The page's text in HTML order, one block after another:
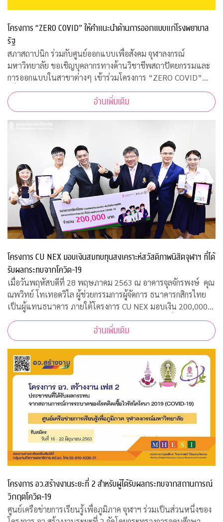
โครงการ “ZERO COVID” ให้คำแนะนำด้านการออกแบบแก่โรงพยาบาล
รัฐ
สภาสถาปนิก ร่วมกับศูนย์ออกแบบเพื่อสังคม จุฬาลงกรณ์
มหาวิทยาลัย ขอเชิญบุคลากรทางด้านวิชาชีพสถาปัตยกรรมและ
การออกแบบในสาขาต่างๆ เข้าร่วมโครงการ “ZERO COVID”
เพื่อให้ความช่วยเหลือด้านการออกแบบแก่โรงพยาบาลของรัฐ
พร้อมคำแนะนำการออกแบบสถานที่รองรับผู้ป่วยจากเชื้อ
อ่านเพิ่มเติม
โครงการ CU NEX มอบเงินสมทบทุนสงเคราะห์สวัสดิภาพนิสิตจุฬาฯ ที่ได้
รับผลกระทบจากโควิด-19
เมื่อวันพฤหัสบดีที่ 28 พฤษภาคม 2563 ณ อาคารจุลจักรพงษ์ คุณ
ณพวิทย์ โทเทอดวิไล ผู้ช่วยกรรมการผู้จัดการ ธนาคารกสิกรไทย
เป็นผู้แทนธนาคาร ภายใต้โครงการ CU NEX มอบเงิน 200,000
บาท ร่วมสมทบทุนสงเคราะห์สวัสดิภาพนิสิตจุฬาฯ ที่ได้รับผลกระ
ทบจากการแพร่ระบาดของเชื้อไอ่านเพิ่มเติม
โครงการ อว.สร้างงานระยะที่ 2 สำหรับผู้ได้รับผลกระทบจากสถานการณ์
วิกฤตโควิด-19
ศูนย์เครือข่ายการเรียนรู้เพื่อภูมิภาค จุฬาฯ ร่วมเป็นส่วนหนึ่งของ